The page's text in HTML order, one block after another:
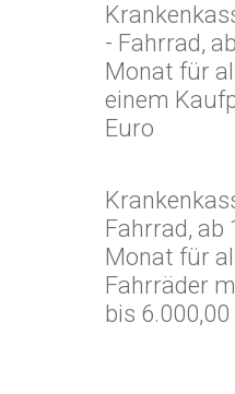
- Fahrrad,
Monat für
einem
Euro
Fahrrad, ab
Monat für
Fahrräder
bis 6.000,00